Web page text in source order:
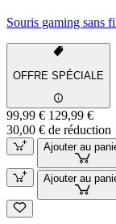
Souris gaming sans
OFFRE SPÉCIALE
99,99 € 129,99 €
30,00 € de réduction
Ajouter au
Ajouter au